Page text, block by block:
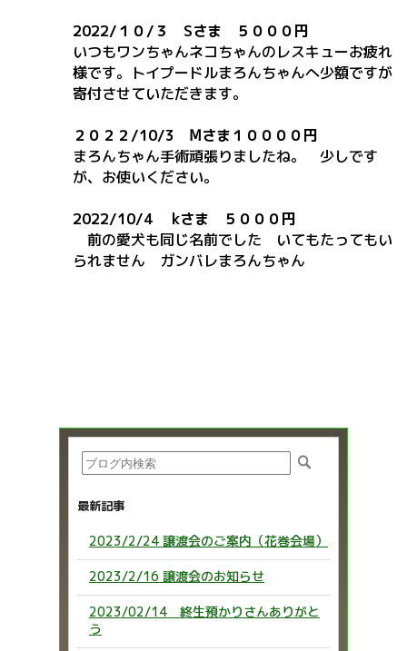
2022/１０/３ Sさま ５０００円
いつもワンちゃんネコちゃんのレスキューお疲れ
様です。トイプードルまろんちゃんへ少額ですが
寄付させていただきます。
２０２２/10/3 Ⅿさま１００００円
まろんちゃん手術頑張りましたね。
少しです
が、お使いください。
2022/10/4 kさま ５０００円
前の愛犬も同じ名前でした いてもたってもい
られません ガンバレまろんちゃん
最新記事
2023/2/24 譲渡会のご案内（花巻会場）
2023/2/16 譲渡会のお知らせ
2023/02/14 終生預かりさんありがと
う